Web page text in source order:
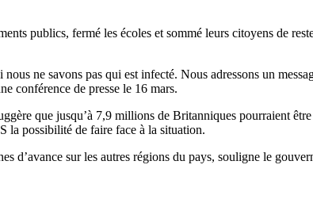
publics, fermé les écoles et sommé leurs citoyens de
ne savons pas qui est infecté. Nous adressons un
conférence de presse le 16 mars.
que jusqu’à 7,9 millions de Britanniques pourraient
la possibilité de faire face à la situation.
d’avance sur les autres régions du pays, souligne le